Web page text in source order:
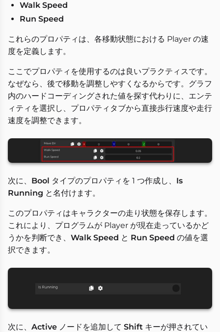
Walk Speed
Run Speed
これらのプロパティは、各移動状態における Player の速
度を定義します。
ここでプロパティを使用するのは良いプラクティスです。
なぜなら、後で移動を調整しやすくなるからです。グラフ
内のハードコーディングされた値を探す代わりに、エンテ
ィティを選択し、プロパティタブから直接歩行速度や走行
速度を調整できます。
次に、 Bool タイプのプロパティを 1 つ作成し、 Is
Running と名付けます。
このプロパティはキャラクターの走り状態を保存します。
これにより、プログラムが Player が現在走っているかど
うかを判断でき、 Walk Speed と Run Speed の値を選
択できます。
次に、 Active ノードを追加して Shift キーが押されてい